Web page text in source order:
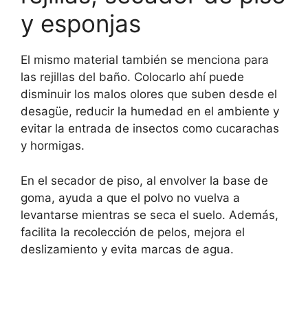
y esponjas
El mismo material también se menciona para
las rejillas del baño. Colocarlo ahí puede
disminuir los malos olores que suben desde el
desagüe, reducir la humedad en el ambiente y
evitar la entrada de insectos como cucarachas
y hormigas.
En el secador de piso, al envolver la base de
goma, ayuda a que el polvo no vuelva a
levantarse mientras se seca el suelo. Además,
facilita la recolección de pelos, mejora el
deslizamiento y evita marcas de agua.